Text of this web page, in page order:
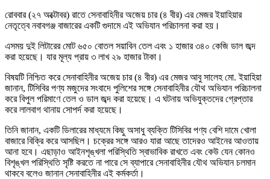
রোববার (২৭ অক্টোবর) রাতে সেনাবাহিনীর অজেয় চার (৪ বীর) এর মেজর ইয়াহিয়ার
নেতৃত্বে নবাবগঞ্জ বাজারের একটি গুদামে এই অভিযান পরিচালনা করা হয়।
এসময় দুই লিটারের মোট ৬৫০ বোতল সয়াবিন তেল এবং ১ হাজার ৩৪০ কেজি ডাল জব্দ
করা হয়েছে। যার মূল্য প্রায় ৩ লাখ ২৯ হাজার টাকা।
বিষয়টি নিশ্চিত করে সেনাবাহিনীর অজেয় চার (৪ বীর) এর মেজর আবু সালেহ মো. ইয়াহিয়া
জানান, টিসিবির পণ্য মজুদের সংবাদে পুলিশের সঙ্গে সেনাবাহিনীর যৌথ অভিযান পরিচালনা
করে বিপুল পরিমাণে তেল ও ডাল জব্দ করা হয়েছে। এ ঘটনায় অভিযুক্তদের গ্রেপ্তার
করে লালবাগ থানায় সোপর্দ করা হয়েছে।
তিনি জানান, একটি ডিলারের মাধ্যমে কিছু অসাধু ব্যক্তি টিসিবির পণ্য বেশি দামে খোলা
বাজারে বিক্রি করে আসছিল। চক্রের সঙ্গে আরও যারা আছে তাদেরও আইনের আওতায়
আনা হবে। এছাড়াও আইনশৃঙ্খলা পরিস্থিতি স্বাভাবিক রাখতে এবং কেউ যেন কোনও
বিশৃঙ্খল পরিস্থিতি সৃষ্টি করতে না পারে সে ব্যাপারে সেনাবাহিনীর যৌথ অভিযান চলমান
থাকবে বলেও জানান সেনাবাহিনীর এই কর্মকর্তা।